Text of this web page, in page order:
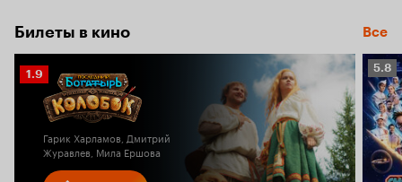
Билеты в кино Все
Рейтинг
Кинопоиска
1.9
Гарик Харламов, Дмитрий
Журавлев, Мила Ершова
5.8
5.8